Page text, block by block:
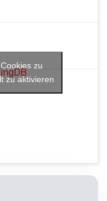
zu
zu aktivieren